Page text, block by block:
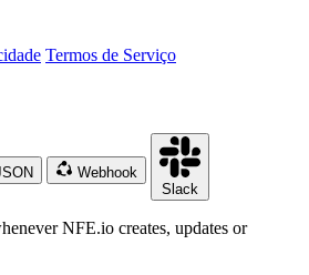
Termos de Serviço
Webhook
Slack
NFE.io creates, updates or